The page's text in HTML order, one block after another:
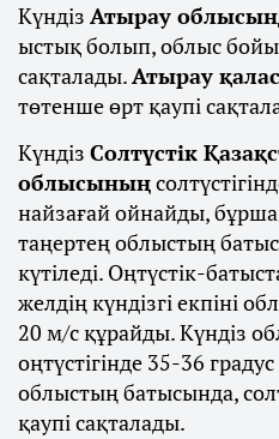
Күндіз Атырау
ыстық болып, облыс
сақталады.Атырау
төтенше өрт қаупі
Күндіз Солтүстік
облысының
найзағай ойнайды,
таңертең облыстың
күтіледі. Оңтүстік-
желдің күндізгі екпіні
20 м/с құрайды. Күндіз
оңтүстігінде 35-36
облыстың батысында,
қаупі сақталады.